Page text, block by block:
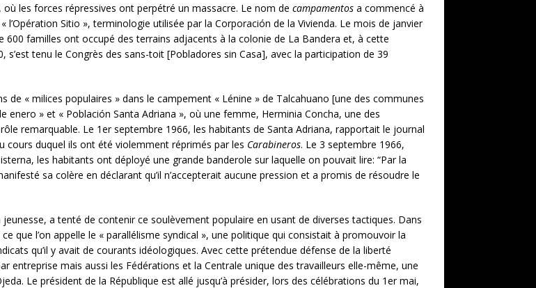
les forces répressives ont perpétré un massacre. Le nom de campamentos a commencé à
l’Opération Sitio », terminologie utilisée par la Corporación de la Vivienda. Le mois de janvier
600 familles ont occupé des terrains adjacents à la colonie de La Bandera et, à cette
tenu le Congrès des sans-toit [Pobladores sin Casa], avec la participation de 39
de « milices populaires » dans le campement « Lénine » de Talcahuano [une des communes
enero » et « Población Santa Adriana », où une femme, Herminia Concha, une des
remarquable. Le 1er septembre 1966, les habitants de Santa Adriana, rapportait le journal
cours duquel ils ont été violemment réprimés par les Carabineros. Le 3 septembre 1966,
les habitants ont déployé une grande banderole sur laquelle on pouvait lire: “Par la
sa colère en déclarant qu’il n’accepterait aucune pression et a promis de résoudre le
a tenté de contenir ce soulèvement populaire en usant de diverses tactiques. Dans
l’on appelle le « parallélisme syndical », une politique qui consistait à promouvoir la
qu’il y avait de courants idéologiques. Avec cette prétendue défense de la liberté
entreprise mais aussi les Fédérations et la Centrale unique des travailleurs elle-même, une
Le président de la République est allé jusqu’à présider, lors des célébrations du 1er mai,